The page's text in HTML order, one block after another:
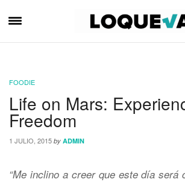
FOODIE
Life on Mars:
Freedom
1 JULIO, 2015 by ADMIN
“Me inclino a creer que este día será